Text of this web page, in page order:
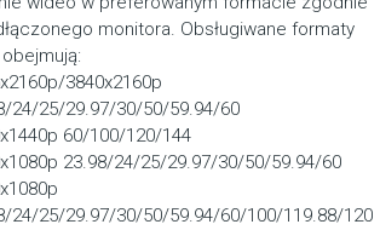
monitora. Obsługiwane formaty
3840x2160p
24/25/29.97/30/50/59.94/60
60/100/120/144
23.98/24/25/29.97/30/50/59.94/60
24/25/29.97/30/50/59.94/60/100/119.88/120